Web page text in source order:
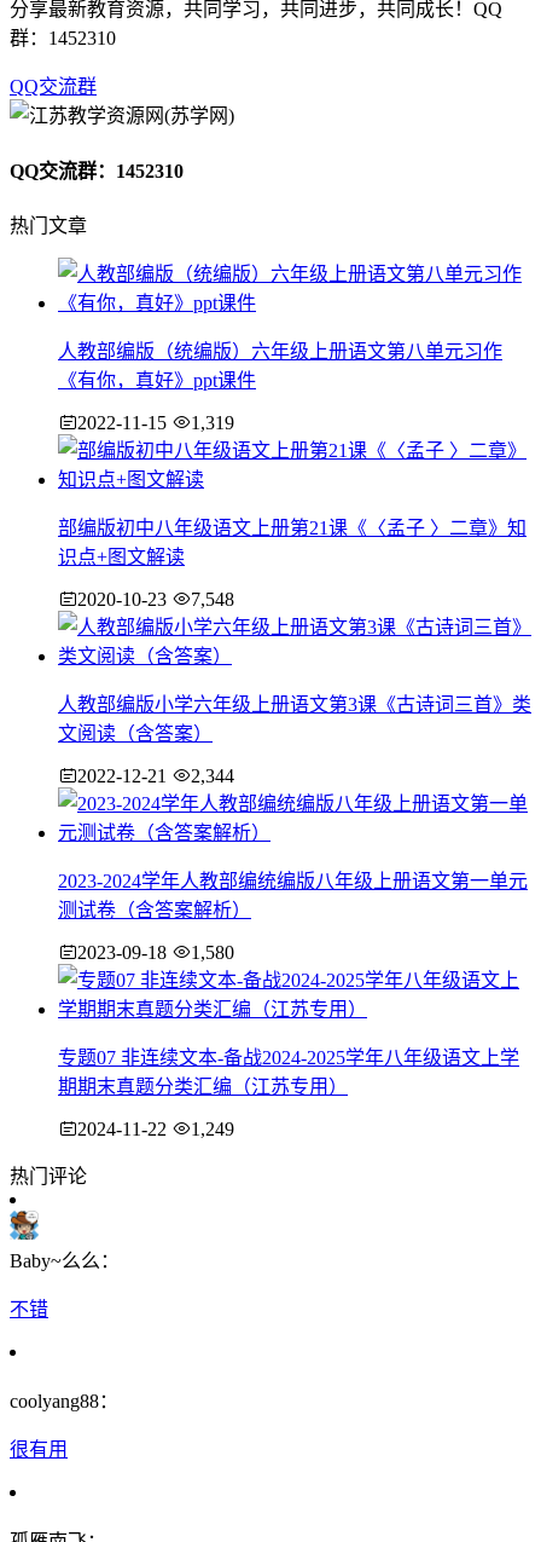
分享最新教育资源，共同学习，共同进步，共同成长！QQ
群：1452310
QQ交流群
QQ交流群：1452310
热门文章
人教部编版（统编版）六年级上册语文第八单元习作
《有你，真好》ppt课件
2022-11-15 1,319
部编版初中八年级语文上册第21课《〈孟子 〉二章》知
识点+图文解读
2020-10-23 7,548
人教部编版小学六年级上册语文第3课《古诗词三首》类
文阅读（含答案）
2022-12-21 2,344
2023-2024学年人教部编统编版八年级上册语文第一单元
测试卷（含答案解析）
2023-09-18 1,580
专题07 非连续文本-备战2024-2025学年八年级语文上学
期期末真题分类汇编（江苏专用）
2024-11-22 1,249
热门评论
Baby~么么：
不错
coolyang88：
很有用